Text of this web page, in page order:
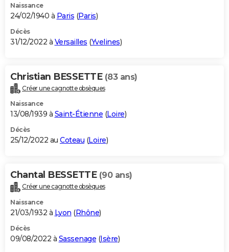
Naissance
24/02/1940 à Paris (Paris)
Décès
31/12/2022 à Versailles (Yvelines)
Christian BESSETTE (83 ans)
Créer une cagnotte obsèques
Naissance
13/08/1939 à Saint-Étienne (Loire)
Décès
25/12/2022 au Coteau (Loire)
Chantal BESSETTE (90 ans)
Créer une cagnotte obsèques
Naissance
21/03/1932 à Lyon (Rhône)
Décès
09/08/2022 à Sassenage (Isère)